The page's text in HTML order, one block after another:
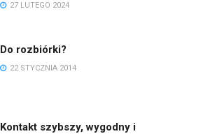
27 LUTEGO 2024
Do rozbiórki?
22 STYCZNIA 2014
Kontakt szybszy, wygodny i